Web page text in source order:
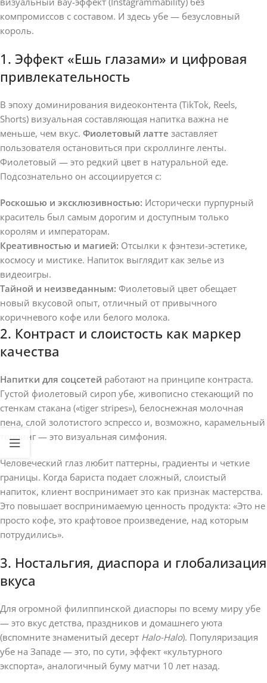
компромиссов с составом. И здесь убе — безусловный
король.
1. Эффект «Ешь глазами» и цифровая
привлекательность
В эпоху доминирования видеоконтента (TikTok, Reels,
Shorts) визуальная составляющая напитка важна не
меньше, чем вкус. Фиолетовый латте заставляет
пользователя остановиться при скроллинге ленты.
Фиолетовый — это редкий цвет в натуральной еде.
Подсознательно он ассоциируется с:
Роскошью и эксклюзивностью: Исторически пурпурный
краситель был самым дорогим и доступным только
королям и императорам.
Креативностью и магией: Отсылки к фэнтези-эстетике,
космосу и мистике. Напиток выглядит как зелье из
видеоигры.
Тайной и неизведанным: Фиолетовый цвет обещает
новый вкусовой опыт, отличный от привычного
коричневого кофе или белого молока.
2. Контраст и слоистость как маркер
качества
Напитки для соцсетей работают на принципе контраста.
Густой фиолетовый сироп убе, живописно стекающий по
стенкам стакана («tiger stripes»), белоснежная молочная
пена, слой золотистого эспрессо и, возможно, карамельный
топпинг — это визуальная симфония.
Человеческий глаз любит паттерны, градиенты и четкие
границы. Когда бариста подает сложный, слоистый
напиток, клиент воспринимает это как признак мастерства.
Это повышает воспринимаемую ценность продукта: «Это не
просто кофе, это крафтовое произведение, над которым
потрудились».
3. Ностальгия, диаспора и глобализация
вкуса
Для огромной филиппинской диаспоры по всему миру убе
— это вкус детства, праздников и домашнего уюта
(вспомните знаменитый десерт Halo-Halo). Популяризация
убе на Западе — это, по сути, эффект «культурного
экспорта», аналогичный буму матчи 10 лет назад.